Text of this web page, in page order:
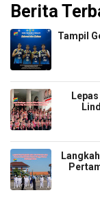
Berita
​Tampil